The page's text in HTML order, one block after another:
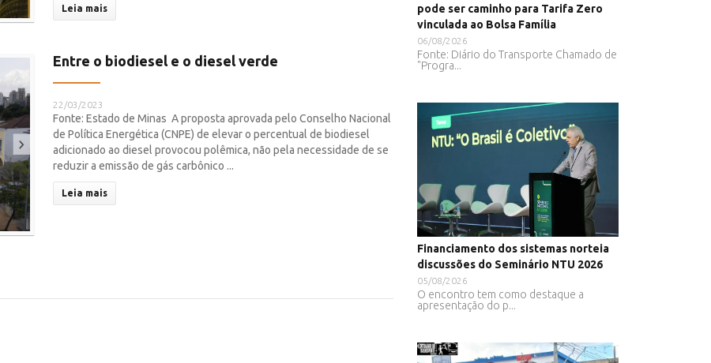
Leia mais
Entre o biodiesel e o diesel verde
22/03/2023
Fonte: Estado de Minas A proposta aprovada pelo Conselho Nacional
de Política Energética (CNPE) de elevar o percentual de biodiesel
adicionado ao diesel provocou polêmica, não pela necessidade de se
reduzir a emissão de gás carbônico ...
Leia mais
pode ser caminho para Tarifa Zero
vinculada ao Bolsa Família
06/08/2026
Fonte: Diário do Transporte Chamado de
"Progra...
Financiamento dos sistemas norteia
discussões do Seminário NTU 2026
05/08/2026
O encontro tem como destaque a
apresentação do p...